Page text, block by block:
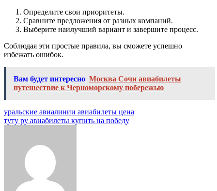
Определите свои приоритеты.
Сравните предложения от разных компаний.
Выберите наилучший вариант и завершите процесс.
Соблюдая эти простые правила, вы сможете успешно
избежать ошибок.
Вам будет интересно Москва Сочи авиабилеты
путешествие к Черноморскому побережью
Навигация
по
уральские авиалинии авиабилеты цена
туту ру авиабилеты купить на победу